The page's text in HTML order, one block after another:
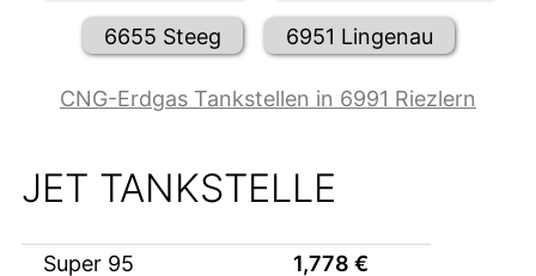
6655 Steeg 6951 Lingenau
CNG-Erdgas Tankstellen in 6991 Riezlern
JET TANKSTELLE
Super 95 1,778 €